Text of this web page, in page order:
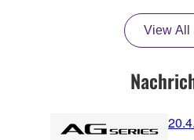
View All